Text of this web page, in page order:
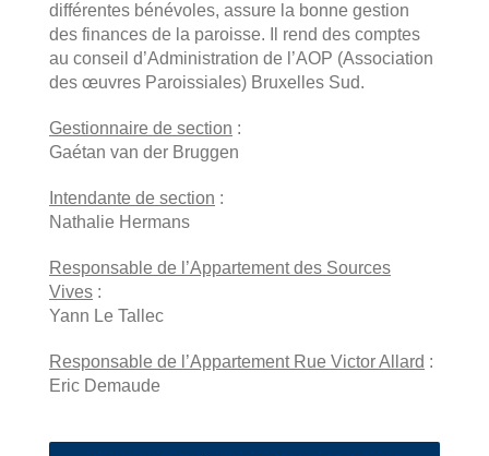
différentes bénévoles, assure la bonne gestion
des finances de la paroisse. Il rend des comptes
au conseil d’Administration de l’AOP (Association
des œuvres Paroissiales) Bruxelles Sud.
Gestionnaire de section :
Gaétan van der Bruggen
Intendante de section :
Nathalie Hermans
Responsable de l’Appartement des Sources
Vives :
Yann Le Tallec
Responsable de l’Appartement Rue Victor Allard :
Eric Demaude